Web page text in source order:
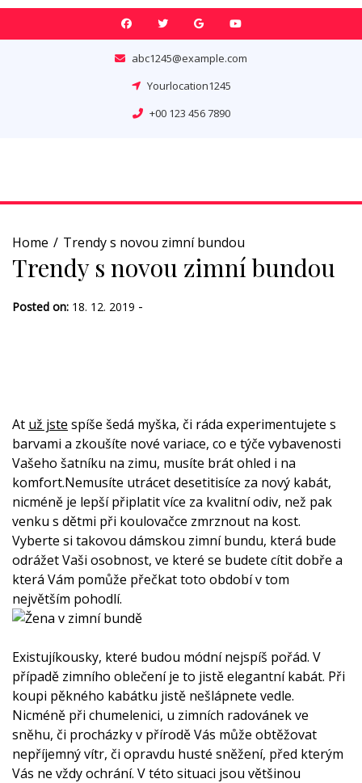
Skip
abc1245@example.com
Yourlocation1245
+00 123 456 7890
Home Trendy s novou zimní bundou
Trendy s novou zimní bundou
Posted on: 18. 12. 2019 -
At už jste spíše šedá myška, či ráda experimentujete s
barvami a zkoušíte nové variace, co e týče vybavenosti
Vašeho šatníku na zimu, musíte brát ohled i na
komfort.Nemusíte utrácet desetitisíce za nový kabát,
nicméně je lepší připlatit více za kvalitní odiv, než pak
venku s dětmi při koulovačce zmrznout na kost.
Vyberte si takovou dámskou zimní bundu, která bude
odrážet Vaši osobnost, ve které se budete cítit dobře a
která Vám pomůže přečkat toto období v tom
největším pohodlí.
Existujíkousky, které budou módní nejspíš pořád. V
případě zimního oblečení je to jistě elegantní kabát. Při
koupi pěkného kabátku jistě nešlápnete vedle.
Nicméně při chumelenici, u zimních radovánek ve
sněhu, či procházky v přírodě Vás může obtěžovat
nepříjemný vítr, či opravdu husté sněžení, před kterým
Vás ne vždy ochrání. V této situaci jsou většinou